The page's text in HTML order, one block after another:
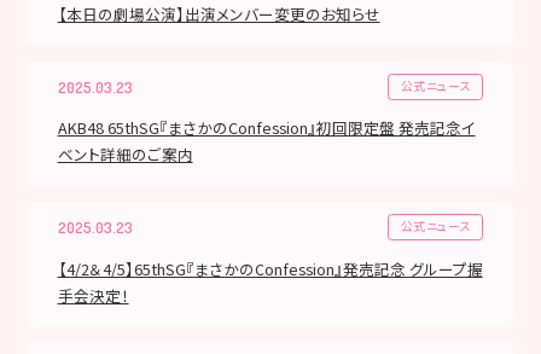
【本日の劇場公演】出演メンバー変更のお知らせ
2025.03.23 公式ニュース
AKB48 65thSG『まさかのConfession』初回限定盤 発売記念イ
ベント詳細のご案内
2025.03.23 公式ニュース
【4/2＆4/5】65thSG『まさかのConfession』発売記念 グループ握
手会決定！